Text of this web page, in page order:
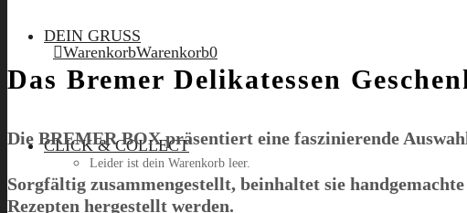
DEIN GRUSS
CLICK & COLLECT
WarenkorbWarenkorb0
Leider ist dein Warenkorb leer.
Das Bremer Delikatessen
Die BREMER BOXpräsentiert eine faszinierende
Sorgfältig zusammengestellt, beinhaltet sie
Rezepten hergestellt werden.